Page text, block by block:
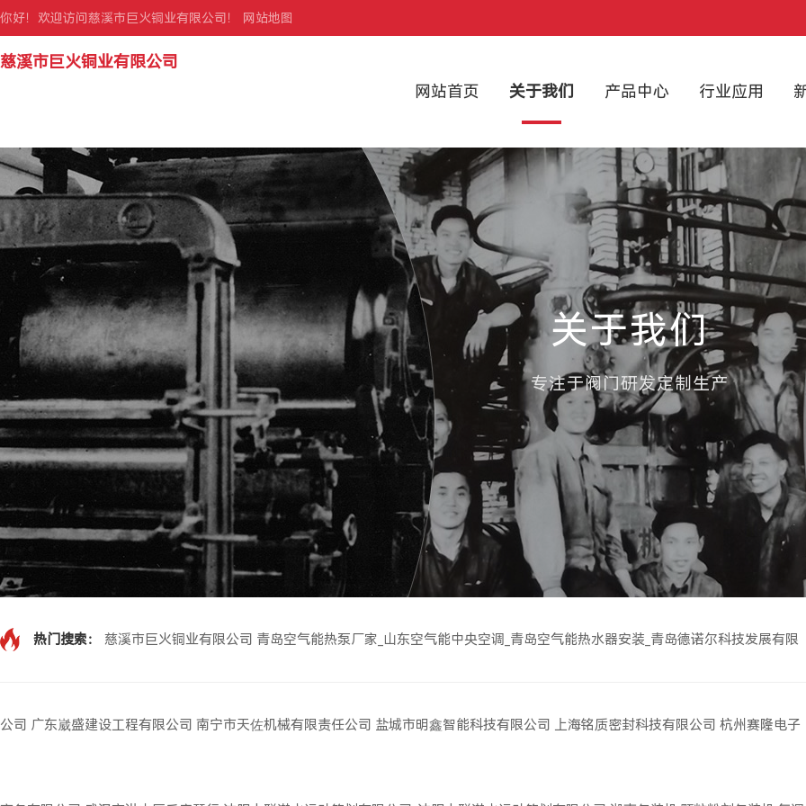
你好！欢迎访问慈溪市巨火铜业有限公司！ 网站地图
慈溪市巨火铜业有限公司
网站首页
关于我们 产品中心 行业应用
关于我们
专注于阀门研发定制生产
热门搜索： 慈溪市巨火铜业有限公司 青岛空气能热泵厂家_山东空气能中央空调_青岛空气能热水器安装_青岛德诺尔科技发展有限
公司 广东崴盛建设工程有限公司 南宁市天佐机械有限责任公司 盐城市明鑫智能科技有限公司 上海铭质密封科技有限公司 杭州赛隆电子